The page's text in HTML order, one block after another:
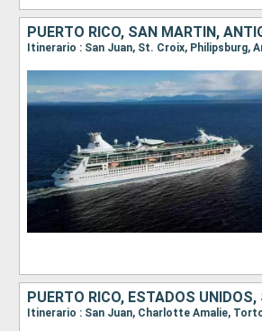
PUERTO RICO, SAN MARTÍN,
Itinerario : San Juan, St. Croix,
PUERTO RICO, ESTADOS
Itinerario : San Juan, Charlotte Amalie,